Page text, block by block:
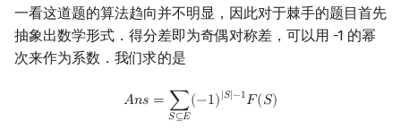
一看这道题的算法趋向并不明显，因此对于棘手的题目首先
抽象出数学形式．得分差即为奇偶对称差，可以用 -1 的幂
次来作为系数．我们求的是
𝐴𝑛𝑠 = ∑
𝑆⊆𝐸
(−1)|𝑆|−1𝐹(𝑆)
Ans =∑ S⊆E(−1) |S|−1 F(S)